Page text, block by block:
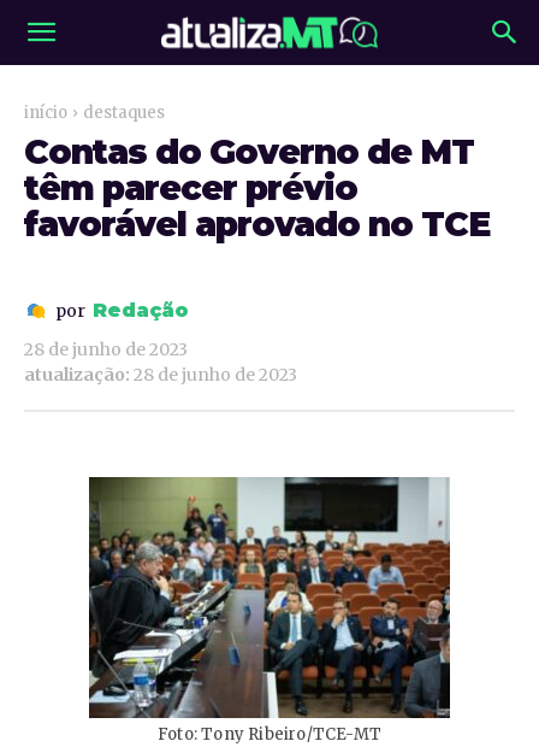
início destaques
Contas do Governo de MT
têm parecer prévio
favorável aprovado no TCE
por Redação
28 de junho de 2023
atualização: 28 de junho de 2023
Foto: Tony Ribeiro/TCE-MT